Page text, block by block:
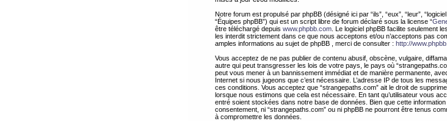
Notre forum est propulsé par phpBB (désigné ici par “ils”, “eux”, “leur”,
“Équipes phpBB”) qui est un script libre de forum déclaré sous la license “
être téléchargé depuis www.phpbb.com . Le logiciel phpBB facilite seulement
les interdit strictement dans ce que nous acceptons et/ou n’acceptons pas
amples informations au sujet de phpBB , merci de consulter : http://
Vous acceptez de ne pas publier de contenu abusif, obscène, vulgaire,
autre qui peut transgresser les lois de votre pays, le pays où
peut vous mener à un bannissement immédiat et de manière permanente,
Internet si nous jugeons que c’est nécessaire. L’adresse IP de tous les
ces conditions. Vous acceptez que “strangepaths.com” ait le droit de
lorsque nous estimons que cela est nécessaire. En tant qu’utilisateur vous
entré soient stockées dans notre base de données. Bien que cette
consentement, ni “strangepaths.com” ou ni phpBB ne pourront être tenus
à compromettre les données.